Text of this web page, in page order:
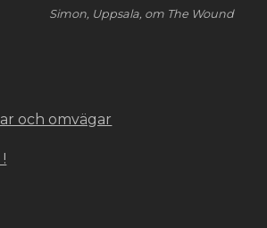
Simon, Uppsala, om The Wound
och omvägar